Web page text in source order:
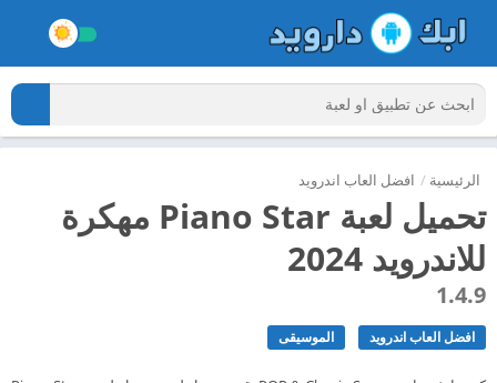
الرئيسية / افضل العاب اندرويد
تحميل لعبة Piano Star مهكرة
للاندرويد 2024
1.4.9
افضل العاب اندرويد الموسيقى